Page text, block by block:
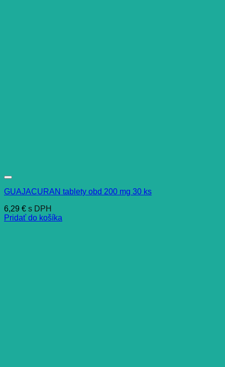
GUAJACURAN tablety obd 200 mg 30 ks
6,29 € s DPH
Pridať do košíka